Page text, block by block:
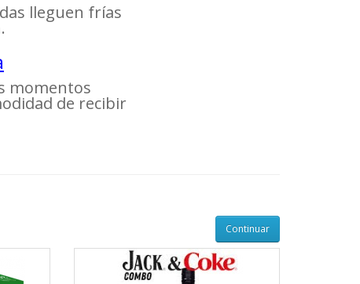
lleguen frías
momentos
de recibir
Continuar